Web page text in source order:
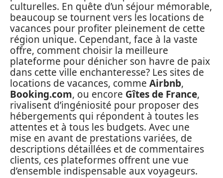
culturelles. En quête d’un séjour mémorable,
beaucoup se tournent vers les locations de
vacances pour profiter pleinement de cette
région unique. Cependant, face à la vaste
offre, comment choisir la meilleure
plateforme pour dénicher son havre de paix
dans cette ville enchanteresse? Les sites de
locations de vacances, comme Airbnb,
Booking.com, ou encore Gîtes de France,
rivalisent d’ingéniosité pour proposer des
hébergements qui répondent à toutes les
attentes et à tous les budgets. Avec une
mise en avant de prestations variées, de
descriptions détaillées et de commentaires
clients, ces plateformes offrent une vue
d’ensemble indispensable aux voyageurs.